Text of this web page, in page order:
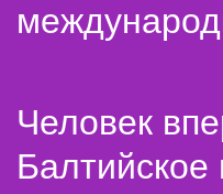
Человек
Балтийское